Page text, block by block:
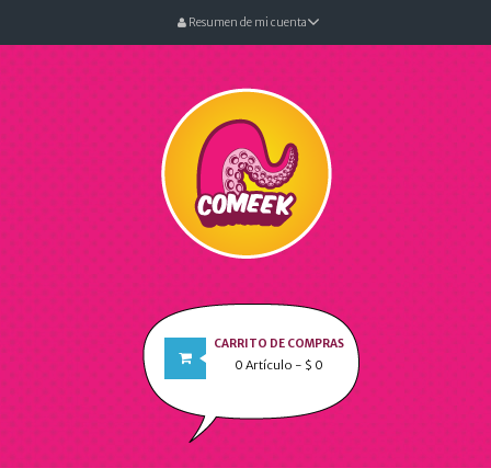
Resumen de mi cuenta
CARRITO DE COMPRAS
0 Artículo - $ 0